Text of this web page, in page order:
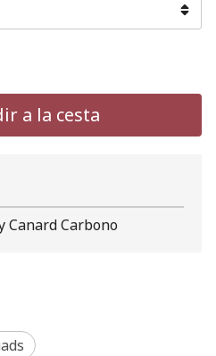
a la cesta
Canard Carbono